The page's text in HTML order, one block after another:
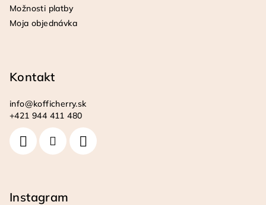
Možnosti platby
Moja objednávka
Kontakt
info@kofficherry.sk
+421 944 411 480
Instagram